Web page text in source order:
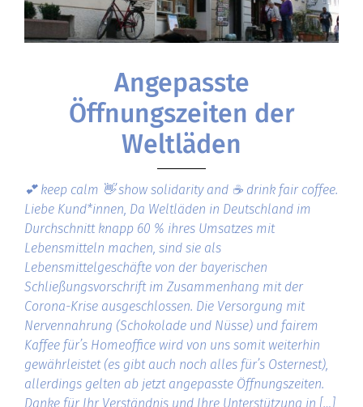
Angepasste
Öffnungszeiten der
Weltläden
💕 keep calm 👋 show solidarity and ☕️ drink fair coffee.
Liebe Kund*innen, Da Weltläden in Deutschland im
Durchschnitt knapp 60 % ihres Umsatzes mit
Lebensmitteln machen, sind sie als
Lebensmittelgeschäfte von der bayerischen
Schließungsvorschrift im Zusammenhang mit der
Corona-Krise ausgeschlossen. Die Versorgung mit
Nervennahrung (Schokolade und Nüsse) und fairem
Kaffee für’s Homeoffice wird von uns somit weiterhin
gewährleistet (es gibt auch noch alles für’s Osternest),
allerdings gelten ab jetzt angepasste Öffnungszeiten.
Danke für Ihr Verständnis und Ihre Unterstützung in […]